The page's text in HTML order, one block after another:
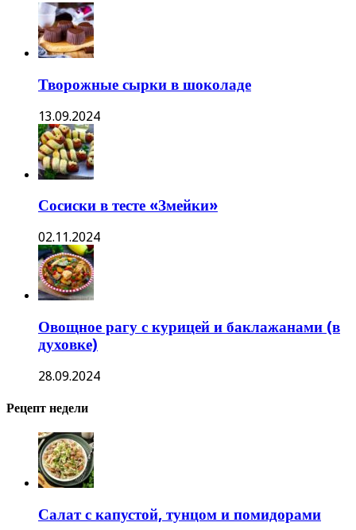
Творожные сырки в шоколаде
13.09.2024
Сосиски в тесте «Змейки»
02.11.2024
Овощное рагу с курицей и баклажанами (в
духовке)
28.09.2024
Рецепт недели
Салат с капустой, тунцом и помидорами